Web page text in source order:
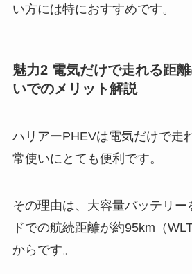
い方には特におすすめです。
魅力2 電気だけで走れる距
いでのメリット解説
ハリアーPHEVは電気だけで走
常使いにとても便利です。
その理由は、大容量バッテリー
ドでの航続距離が約95km（
からです。